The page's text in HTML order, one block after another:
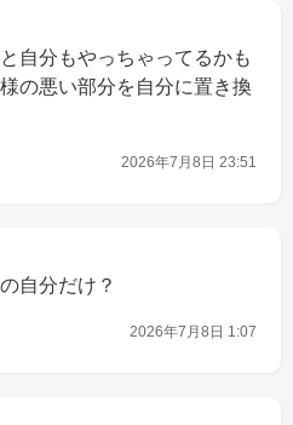
自分もやっちゃってるかも
の悪い部分を自分に置き換
2026年7月8日 23:51
自分だけ？
2026年7月8日 1:07